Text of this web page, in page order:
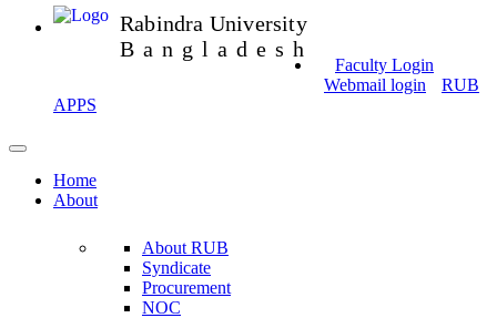
Rabindra University
Bangladesh
Faculty Login
Webmail login
RUB
APPS
Home
About
About RUB
Syndicate
Procurement
NOC